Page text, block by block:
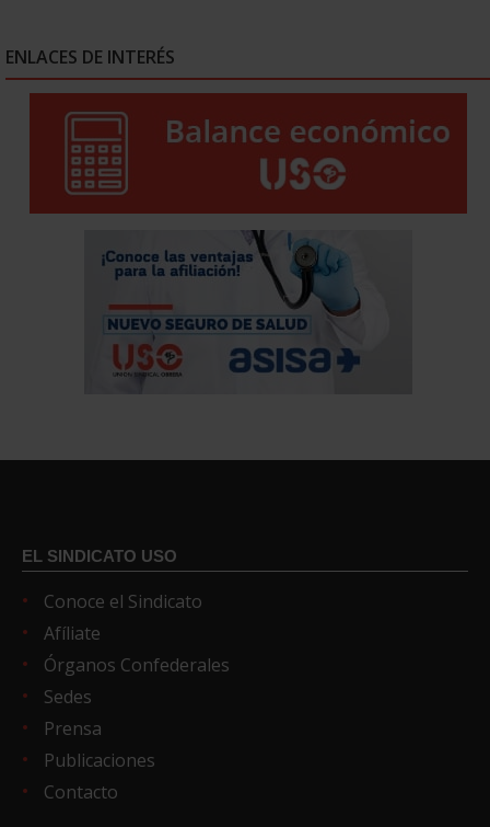
ENLACES DE INTERÉS
EL SINDICATO USO
Conoce el Sindicato
Afíliate
Órganos Confederales
Sedes
Prensa
Publicaciones
Contacto